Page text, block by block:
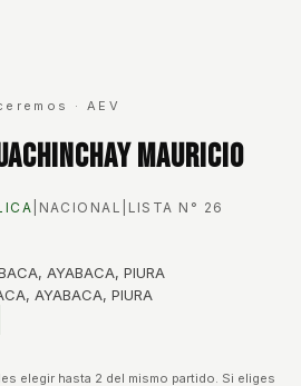
·AEV
Mauricio
NACIONAL LISTA N° 26
AYABACA, PIURA
AYABACA, PIURA
elegir hasta 2 del mismo partido. Si eliges